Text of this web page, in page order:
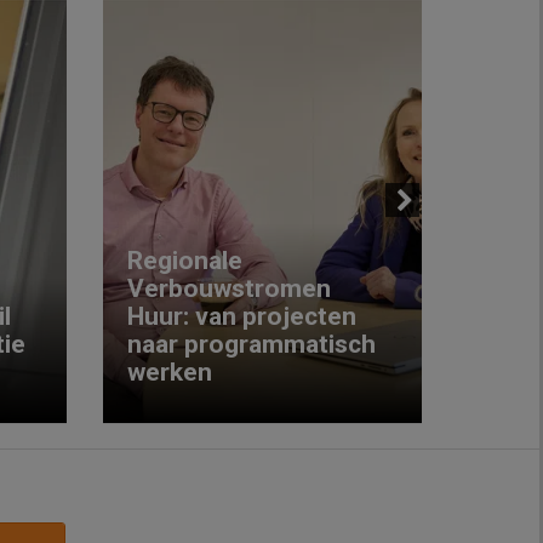
Regionale
Verbouwstromen
Huur: van projecten
naar programmatisch
werken
Next